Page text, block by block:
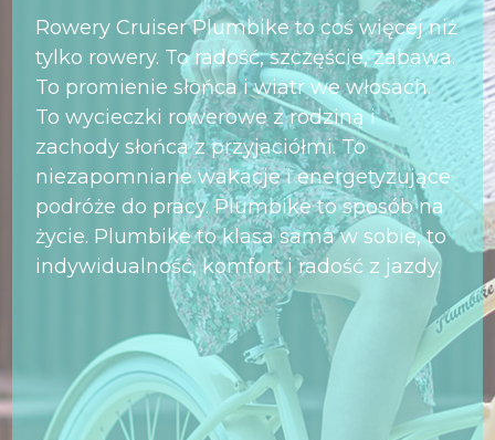
Rowery Cruiser Plumbike to coś więcej niż
tylko rowery. To radość, szczęście, zabawa.
To promienie słońca i wiatr we włosach.
To wycieczki rowerowe z rodziną i
zachody słońca z przyjaciółmi. To
niezapomniane wakacje i energetyzujące
podróże do pracy. Plumbike to sposób na
życie. Plumbike to klasa sama w sobie, to
indywidualność, komfort i radość z jazdy.